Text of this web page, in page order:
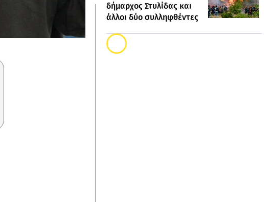
δήμαρχος Στυλίδας και
άλλοι δύο συλληφθέντες